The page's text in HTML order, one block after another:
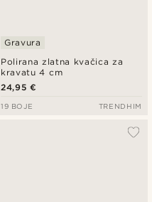
Polirana zlatna kvačica za
kravatu 4 cm
Gravura
24,95 €
19 BOJE TRENDHIM